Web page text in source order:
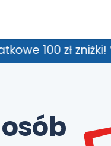
nie